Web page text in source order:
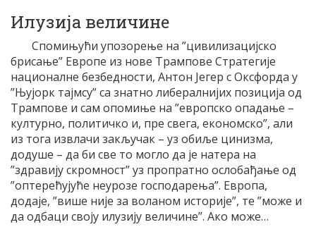
Илузија величине
Спомињући упозорење на ”цивилизацијско
брисање” Европе из нове Трампове Стратегије
националне безбедности, Антон Јегер с Оксфорда у
”Њујорк тајмсу” са знатно либералнијих позиција од
Трампове и сам опомиње на ”европско опадање –
културно, политичко и, пре свега, економско”, али
из тога извлачи закључак – уз обиље цинизма,
додуше – да би све то могло да је натера на
”здравију скромност” уз пропратно ослобађање од
”оптерећујуће неурозе господарења”. Европа,
додаје, ”више није за воланом историје”, те ”може и
да одбаци своју илузију величине”. Ако може…